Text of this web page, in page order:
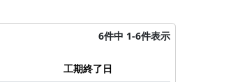
6件中 1-6件表示
工期終了日